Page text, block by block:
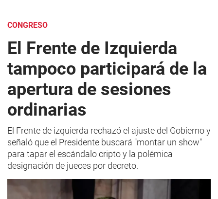
CONGRESO
El Frente de Izquierda
tampoco participará de la
apertura de sesiones
ordinarias
El Frente de izquierda rechazó el ajuste del Gobierno y
señaló que el Presidente buscará "montar un show"
para tapar el escándalo cripto y la polémica
designación de jueces por decreto.